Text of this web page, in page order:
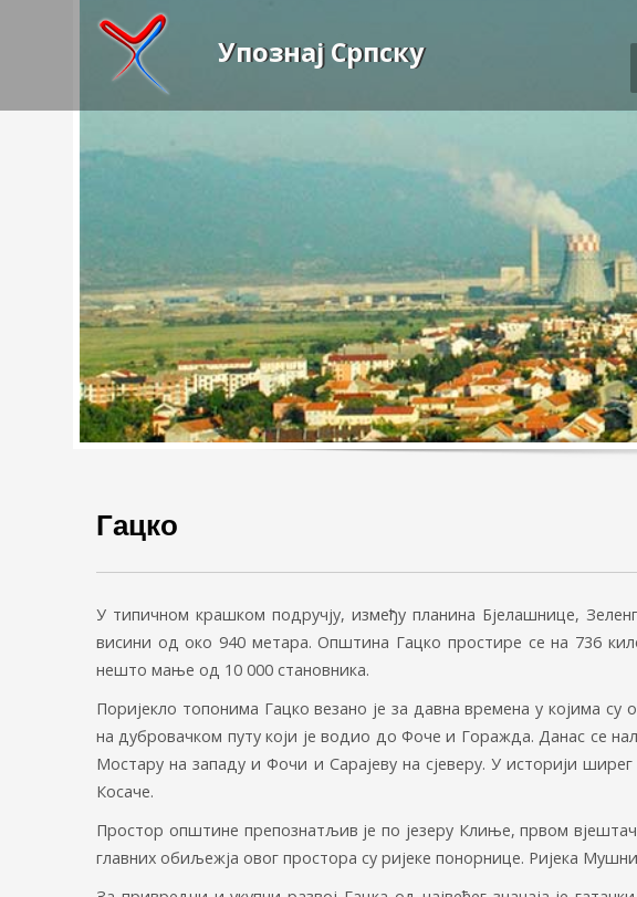
Упознај Српску
Гацко
У типичном крашком подручју, између планина Бјелашнице,
висини од око 940 метара. Општина Гацко простире се на 736
нешто мање од 10 000 становника.
Поријекло топонима Гацко везано је за давна времена у којима
на дубровачком путу који је водио до Фоче и Горажда. Данас се
Мостару на западу и Фочи и Сарајеву на сјеверу. У историји
Косаче.
Простор општине препознатљив је по језеру Клиње, првом
главних обиљежја овог простора су ријеке понорнице. Ријека